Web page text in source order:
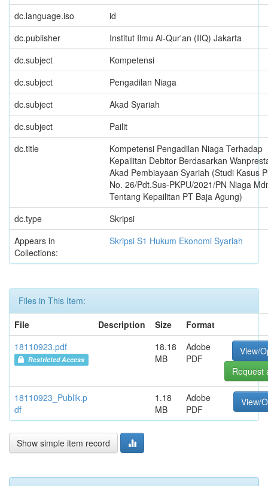
dc.language.iso
id
dc.publisher
Institut Ilmu Al-Qur'an (IIQ) Jakarta
dc.subject
Kompetensi
dc.subject
Pengadilan Niaga
dc.subject
Akad Syariah
dc.subject
Pailit
dc.title
Kompetensi Pengadilan Niaga Terhadap
Kepailitan Debitor Berdasarkan
Akad Pembiayaan Syariah (Studi Kasus
No. 26/Pdt.Sus-PKPU/2021/PN Niaga
Tentang Kepailitan PT Baja Agung)
dc.type
Skripsi
Appears in
Collections:
Skripsi S1 Hukum Ekonomi Syariah
Files in This Item:
File
Description Size
Format
18110923.pdf
Restricted Access
18.18
MB
Adobe
PDF
View/
Request
18110923_Publik.p
df
1.18
MB
Adobe
PDF
View/
Show simple item record